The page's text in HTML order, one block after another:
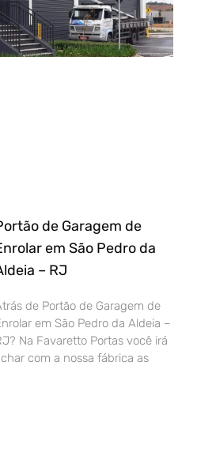
de Garagem de
em São Pedro da
– RJ
de Portão de Garagem de
em São Pedro da Aldeia –
Na Favaretto Portas você irá
com a nossa fábrica as